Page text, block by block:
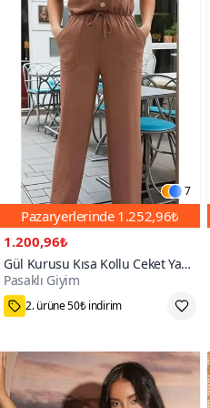
7
Pazaryerlerinde 1.252,96₺
1.200,96₺
Gül Kurusu Kısa Kollu Ceket Yaka
Düğmeli Beli Büzgülü Tulum
Pasaklı Giyim
75₺ Kupon Fırsatı